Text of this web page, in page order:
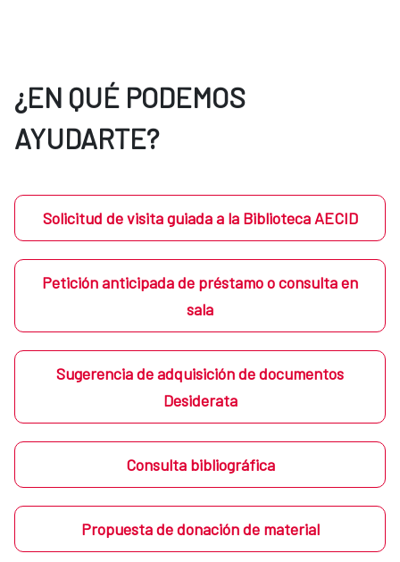
¿EN QUÉ PODEMOS
AYUDARTE?
Solicitud de visita guiada a la Biblioteca AECID
Petición anticipada de préstamo o consulta en
sala
Sugerencia de adquisición de documentos
Desiderata
Consulta bibliográfica
Propuesta de donación de material